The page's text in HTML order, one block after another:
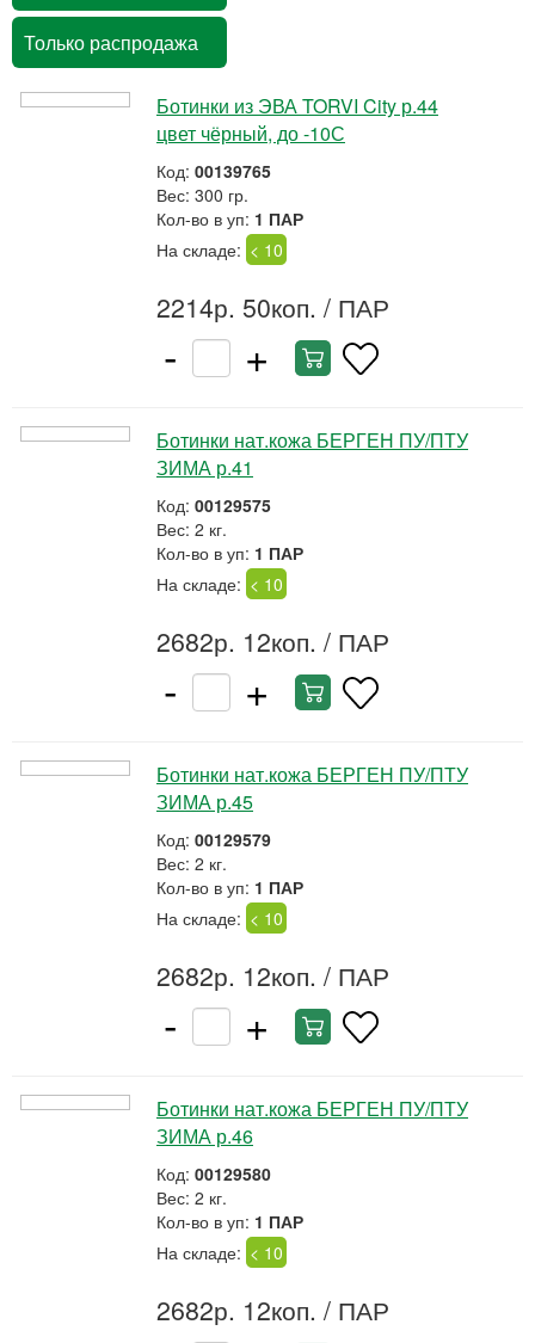
Только распродажа
Ботинки из ЭВА TORVI City р.44
цвет чёрный, до -10С
Код: 00139765
Вес: 300 гр.
Кол-во в уп: 1 ПАР
На складе: < 10
2214р. 50коп. / ПАР
- +
Ботинки нат.кожа БЕРГЕН ПУ/ПТУ
ЗИМА р.41
Код: 00129575
Вес: 2 кг.
Кол-во в уп: 1 ПАР
На складе: < 10
2682р. 12коп. / ПАР
- +
Ботинки нат.кожа БЕРГЕН ПУ/ПТУ
ЗИМА р.45
Код: 00129579
Вес: 2 кг.
Кол-во в уп: 1 ПАР
На складе: < 10
2682р. 12коп. / ПАР
- +
Ботинки нат.кожа БЕРГЕН ПУ/ПТУ
ЗИМА р.46
Код: 00129580
Вес: 2 кг.
Кол-во в уп: 1 ПАР
На складе: < 10
2682р. 12коп. / ПАР